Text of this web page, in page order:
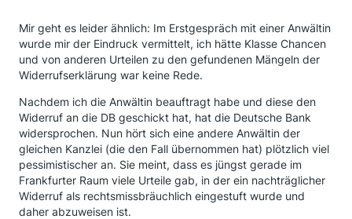
Widerruf einreichen erfolgversprechend.
Die Verträge lies ich von Anwalt "2" prüfen. Ergebnis:
Die Widerrufsbelehrungen sind falsch. Einschätzung:
Widerruf einreichen erfolgversprechend.
Honorar mit Anwalt 2 abgestimmt und Mandat erteilt.
Heute, 10 Wochen später herrscht für mich eher
Ernüchterung, denn alle Argumente der Bank wurden
in dem Vorgespräch (Dauer ca. 1 - 1,5 Stunden) mit
Anwalt "2" nie angesprochen.
Z.B. ist es wohl von Relevanz, wo die
Widerrufsbelehrung unterzeichnet wurde.
War der Ort die Bank und hatte die Bank vorab hierzu
ein Angebot erstellt, dann solle es wohl keine Rolle
Mir geht es leider ähnlich: Im Erstgespräch mit einer Anwältin
wurde mir der Eindruck vermittelt, ich hätte Klasse Chancen
und von anderen Urteilen zu den gefundenen Mängeln der
Widerrufserklärung war keine Rede.
Nachdem ich die Anwältin beauftragt habe und diese den
Widerruf an die DB geschickt hat, hat die Deutsche Bank
widersprochen. Nun hört sich eine andere Anwältin der
gleichen Kanzlei (die den Fall übernommen hat) plötzlich viel
pessimistischer an. Sie meint, dass es jüngst gerade im
Frankfurter Raum viele Urteile gab, in der ein nachträglicher
Widerruf als rechtsmissbräuchlich eingestuft wurde und
daher abzuweisen ist.